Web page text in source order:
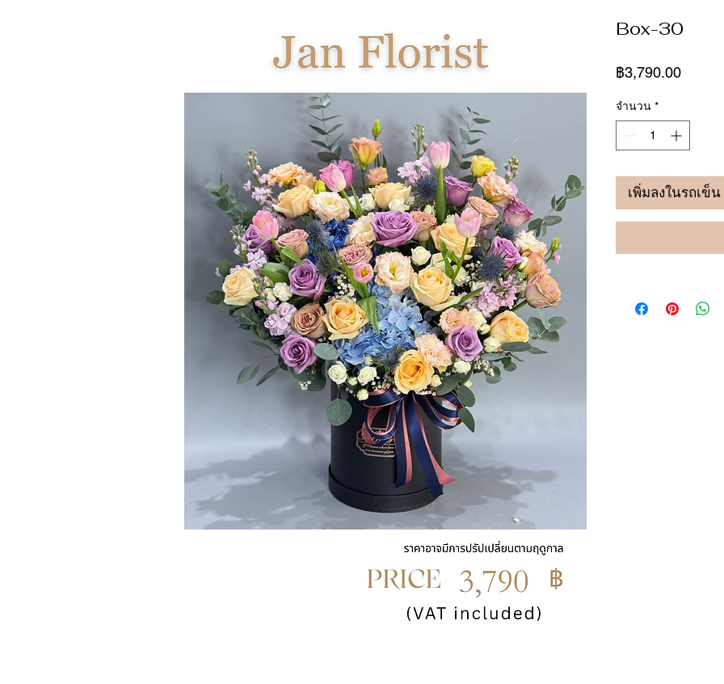
Box-30
฿3,790.00ราคา
จำนวน *
เพิ่มลงในรถเข็น